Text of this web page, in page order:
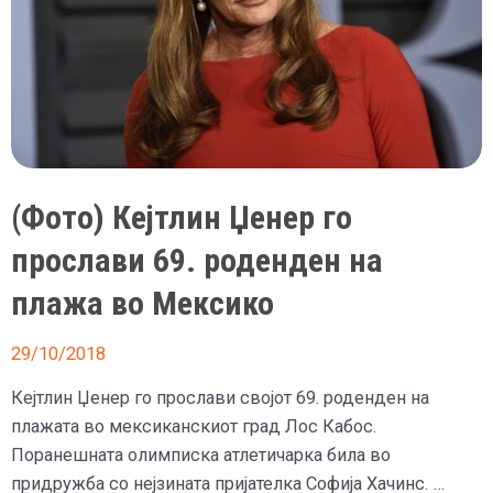
(Фото) Кејтлин Џенер го
прослави 69. роденден на
плажа во Мексико
29/10/2018
Кејтлин Џенер го прослави својот 69. роденден на
плажата во мексиканскиот град Лос Кабос.
Поранешната олимписка атлетичарка била во
придружба со нејзината пријателка Софија Хачинс. …